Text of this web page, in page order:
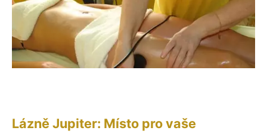
Lázně Jupiter: Místo pro vaše